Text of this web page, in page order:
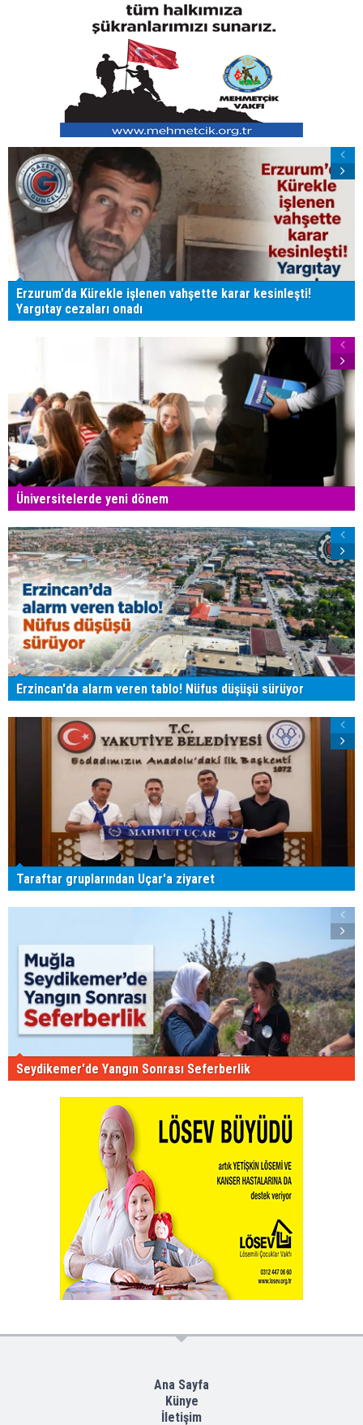
Erzurum'da Kürekle işlenen vahşette karar kesinleşti!
Yargıtay cezaları onadı
Üniversitelerde yeni dönem
Erzincan'da alarm veren tablo! Nüfus düşüşü sürüyor
Taraftar gruplarından Uçar'a ziyaret
Seydikemer'de Yangın Sonrası Seferberlik
Ana Sayfa
Künye
İletişim